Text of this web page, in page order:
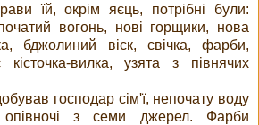
їй, окрім яєць, потрібні були:
вогонь, нові горщики, нова
бджолиний віск, свічка, фарби,
вилка, узята з півнячих
господар сім'ї, непочату воду
опівночі з семи джерел. Фарби